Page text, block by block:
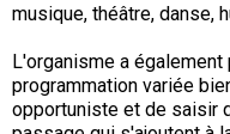
musique, théâtre, danse,
L'organisme a
programmation variée
opportuniste et de saisir